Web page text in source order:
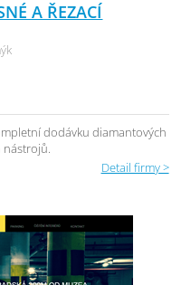
A ŘEZACÍ
dodávku diamantových
nástrojů.
Detail firmy >